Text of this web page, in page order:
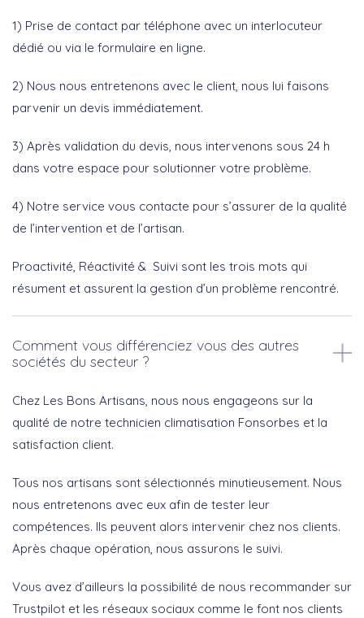
1) Prise de contact par téléphone avec un interlocuteur
dédié ou via le formulaire en ligne.
2) Nous nous entretenons avec le client, nous lui faisons
parvenir un devis immédiatement.
3) Après validation du devis, nous intervenons sous 24 h
dans votre espace pour solutionner votre problème.
4) Notre service vous contacte pour s’assurer de la qualité
de l’intervention et de l’artisan.
Proactivité, Réactivité & Suivi sont les trois mots qui
résument et assurent la gestion d’un problème rencontré.
Comment vous différenciez vous des autres
sociétés du secteur ?
Chez Les Bons Artisans, nous nous engageons sur la
qualité de notre technicien climatisation Fonsorbes et la
satisfaction client.
Tous nos artisans sont sélectionnés minutieusement. Nous
nous entretenons avec eux afin de tester leur
compétences. Ils peuvent alors intervenir chez nos clients.
Après chaque opération, nous assurons le suivi.
Vous avez d’ailleurs la possibilité de nous recommander sur
Trustpilot et les réseaux sociaux comme le font nos clients